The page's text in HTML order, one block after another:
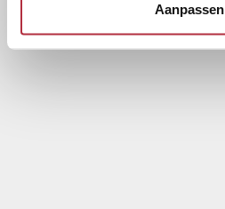
Aanpassen